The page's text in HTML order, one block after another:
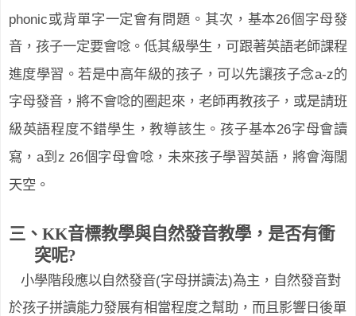
phonic或背單字一定會有問題。其次，基本26個字母發
音，孩子一定要會唸。低其級學生，可跟著英語老師課程
進度學習。若是中高年級的孩子，可以先讓孩子念a-z的
字母發音，將不會唸的圈起來，老師再教孩子，或是請班
級英語程度不錯學生，教導該生。孩子基本26字母會讀
寫， a到 z 26個字母會唸，未來孩子學習英語，將會海闊
天空。
三、 KK音標教學與自然發音教學，是否有衝
突呢?
小學階段應以自然發音(字母拼讀法)為主，自然發音對
於孩子拼讀能力發展有相當程度之幫助，而且影響日後單